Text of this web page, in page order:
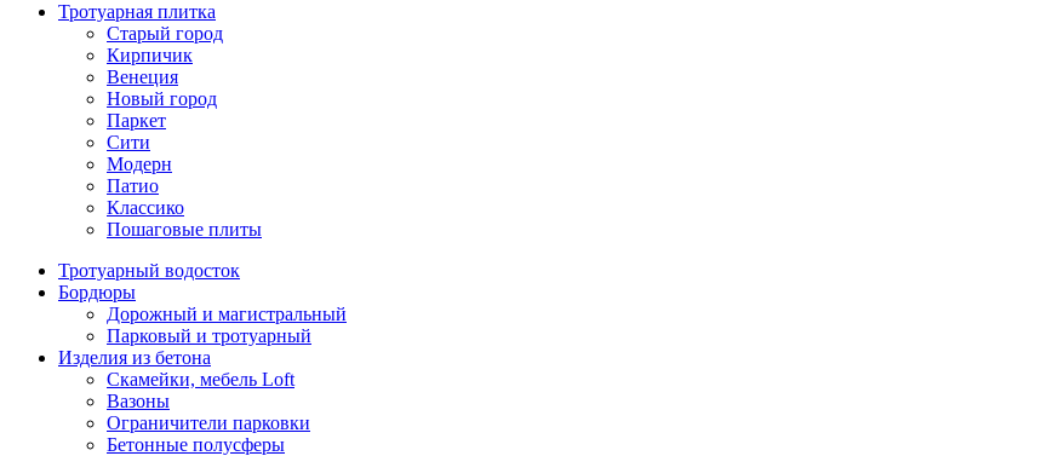
Тротуарная плитка
Старый город
Кирпичик
Венеция
Новый город
Паркет
Сити
Модерн
Патио
Классико
Пошаговые плиты
Тротуарный водосток
Бордюры
Дорожный и магистральный
Парковый и тротуарный
Изделия из бетона
Скамейки, мебель Loft
Вазоны
Ограничители парковки
Бетонные полусферы